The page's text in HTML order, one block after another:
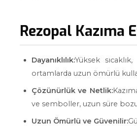
Rezopal
Dayanıklılık:Yüksek
ortamlarda uzun ömürlü
Çözünürlük ve Netlik:
ve semboller, uzun süre
Uzun Ömürlü ve Güvenilir: